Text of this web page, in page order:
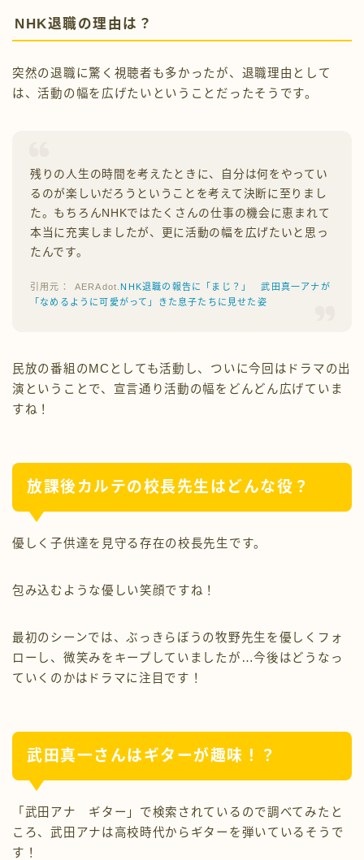
NHK退職の理由は？
突然の退職に驚く視聴者も多かったが、退職理由として
は、活動の幅を広げたいということだったそうです。
残りの人生の時間を考えたときに、自分は何をやってい
るのが楽しいだろうということを考えて決断に至りまし
た。もちろんNHKではたくさんの仕事の機会に恵まれて
本当に充実しましたが、更に活動の幅を広げたいと思っ
たんです。
AERAdot. NHK退職の報告に「まじ？」 武田真一アナが
「なめるように可愛がって」きた息子たちに見せた姿
民放の番組のMCとしても活動し、ついに今回はドラマの出
演ということで、宣言通り活動の幅をどんどん広げていま
すね！
放課後カルテの校長先生はどんな役？
優しく子供達を見守る存在の校長先生です。
包み込むような優しい笑顔ですね！
最初のシーンでは、ぶっきらぼうの牧野先生を優しくフォ
ローし、微笑みをキープしていましたが…今後はどうなっ
ていくのかはドラマに注目です！
武田真一さんはギターが趣味！？
「武田アナ ギター」で検索されているので調べてみたと
ころ、武田アナは高校時代からギターを弾いているそうで
す！